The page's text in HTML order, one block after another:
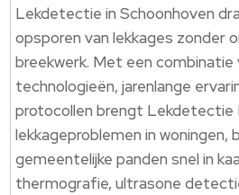
Lekdetectie in Schoonhoven
opsporen van lekkages zonder
breekwerk.​ Met een combinatie
technologieën, jarenlange
protocollen brengt Lekdetectie
lekkageproblemen in woningen,
gemeentelijke panden snel in
thermografie, ultrasone